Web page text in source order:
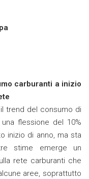
carburanti a inizio
trend del consumo di
flessione del 10%
inizio di anno, ma sta
stime emerge un
rete carburanti che
aree, soprattutto